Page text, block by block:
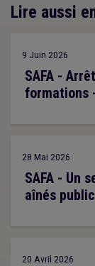
Lire aussi
9 Juin 2026
SAFA -
formations
28 Mai 2026
SAFA - Un
aînés
20 Avril 2026